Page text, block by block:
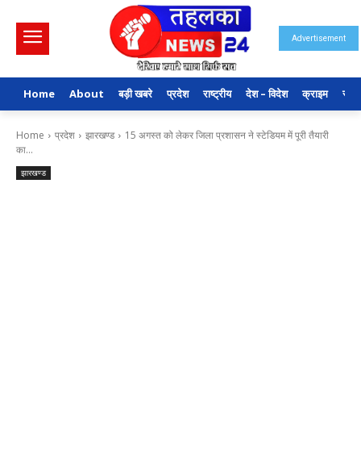
Advertisement
Home About बड़ी खबरे प्रदेश राष्ट्रीय देश – विदेश क्राइम
Home प्रदेश झारखण्ड
15 अगस्त को लेकर जिला प्रशासन ने स्टेडियम में पूरी तैयारी
का...
झारखण्ड